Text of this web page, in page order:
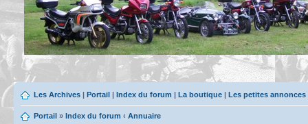
Les Archives | Portail | Index du forum | La boutique | Les petites
Portail » Index du forum ‹ Annuaire